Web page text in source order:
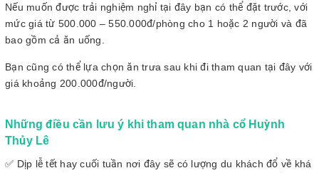
Nếu muốn được trải nghiệm nghỉ tại đây bạn có thể đặt trước, với
mức giá từ 500.000 – 550.000đ/phòng cho 1 hoặc 2 người và đã
bao gồm cả ăn uống.
Bạn cũng có thể lựa chọn ăn trưa sau khi đi tham quan tại đây với
giá khoảng 200.000đ/người.
Những điều cần lưu ý khi tham quan nhà cổ Huỳnh
Thủy Lê
✅ Dịp lễ tết hay cuối tuần nơi đây sẽ có lượng du khách đổ về khá